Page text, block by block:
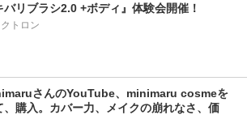
バリブラシ2.0 +ボディ』体験会開催！
トロン
さんのYouTube、minimaru cosmeを
、購入。カバー力、メイクの崩れなさ、価